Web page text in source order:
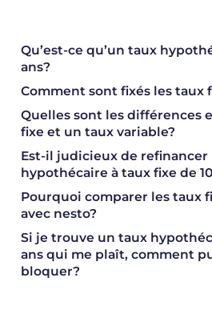
Qu’est-ce qu’un taux
ans?
Comment sont fixés les taux
Quelles sont les différences
fixe et un taux variable?
Est-il judicieux de
hypothécaire à taux fixe de
Pourquoi comparer les taux
avec nesto?
Si je trouve un taux
ans qui me plaît, comment
bloquer?